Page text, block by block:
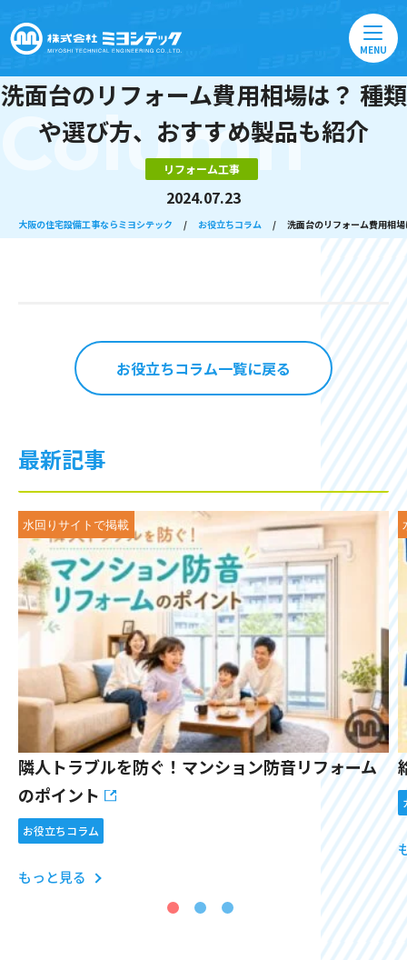
MENU
洗面台のリフォーム費用相場は？ 種類
や選び方、おすすめ製品も紹介
リフォーム工事
2024.07.23
Column
大阪の住宅設備工事ならミヨシテック / お役立ちコラム / 洗面台のリフォーム費用相
お役立ちコラム一覧に戻る
最新記事
隣人トラブルを防ぐ！マンション防音リフォーム
のポイント
お役立ちコラム
もっと見る